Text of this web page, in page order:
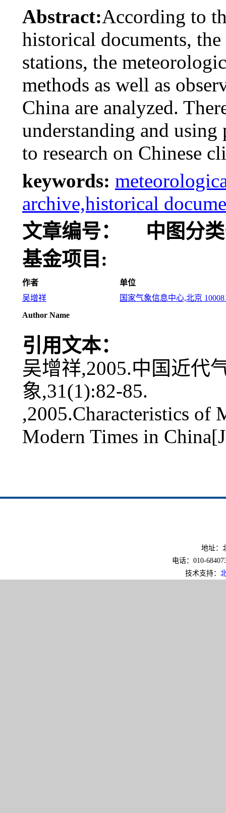
Abstract:According to
historical documents,
stations, the
methods as well as
China are analyzed.
understanding and using
to research on Chinese
keywords:
archive,historical
文章编号：
中图分
基金项目:
作者
单位
吴增祥
国家气象信息中心,北京
Author Name
引用文本：
吴增祥,2005.中国近代
象,31(1):82-85.
,2005.Characteristics of
Modern Times in
地址：
电话：010-
技术支持：